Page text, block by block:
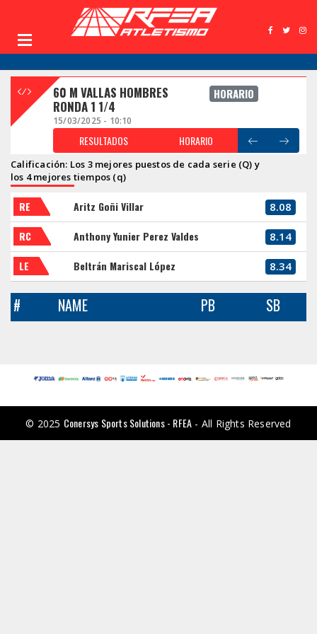
60 M VALLAS HOMBRES
RONDA 1 1/4
HORARIO
15/03/2025 - 10:10
RESULTADOS HORARIO
Calificación: Los 3 mejores puestos de cada serie (Q) y
los 4 mejores tiempos (q)
RE Aritz Goñi Villar 8.08
RC Anthony Yunier Perez Valdes 8.14
LE Beltrán Mariscal López 8.34
# NAME PB SB
© 2025 Conersys Sports Solutions - RFEA - All Rights Reserved